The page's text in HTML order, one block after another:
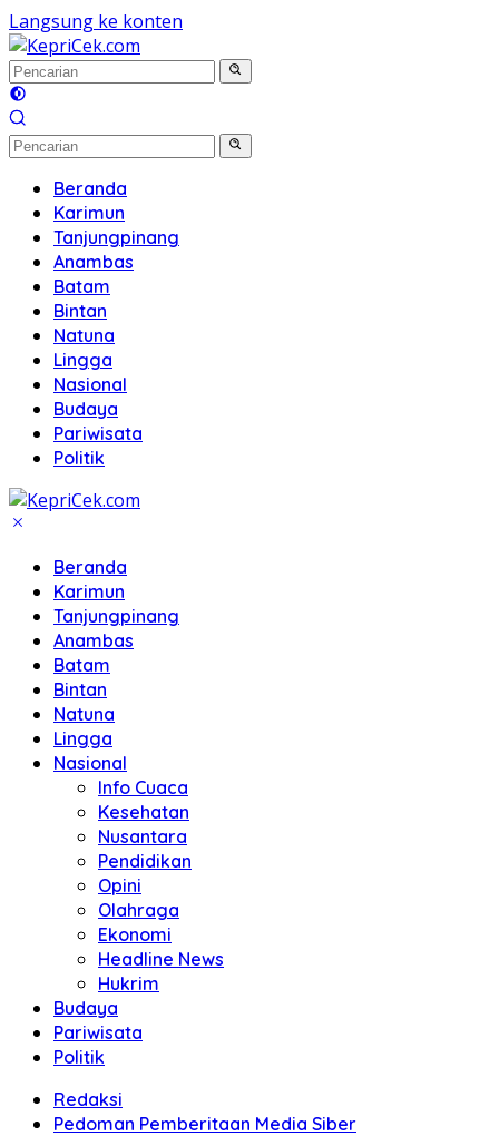
Langsung ke konten
Beranda
Karimun
Tanjungpinang
Anambas
Batam
Bintan
Natuna
Lingga
Nasional
Budaya
Pariwisata
Politik
Beranda
Karimun
Tanjungpinang
Anambas
Batam
Bintan
Natuna
Lingga
Nasional
Info Cuaca
Kesehatan
Nusantara
Pendidikan
Opini
Olahraga
Ekonomi
Headline News
Hukrim
Budaya
Pariwisata
Politik
Redaksi
Pedoman Pemberitaan Media Siber